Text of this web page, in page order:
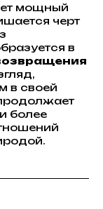
мощный
черт
в
в своей
более